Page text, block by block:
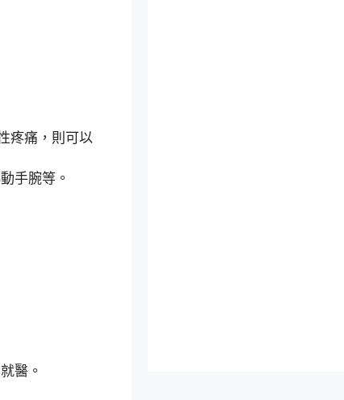
疼痛，則可以
手腕等。
醫。